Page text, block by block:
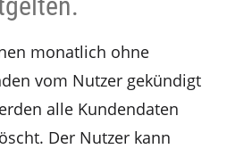
monatlich ohne
vom Nutzer gekündigt
alle Kundendaten
Der Nutzer kann